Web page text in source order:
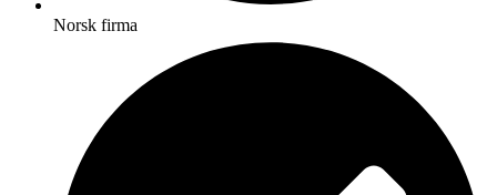
Norsk firma